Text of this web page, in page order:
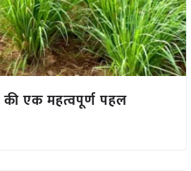
की एक महत्वपूर्ण पहल